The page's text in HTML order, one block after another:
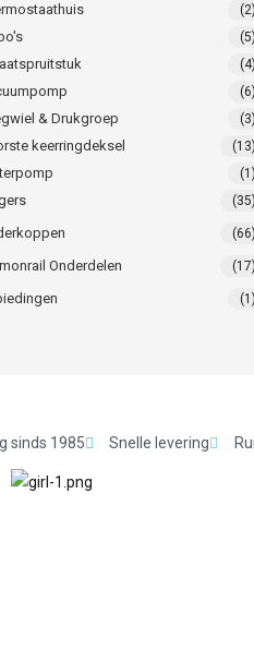
(2)
(5)
(4)
(6)
& Drukgroep (3)
keerringdeksel (13)
(1)
(35)
(66)
Onderdelen (17)
(1)
sinds 1985 Snelle levering